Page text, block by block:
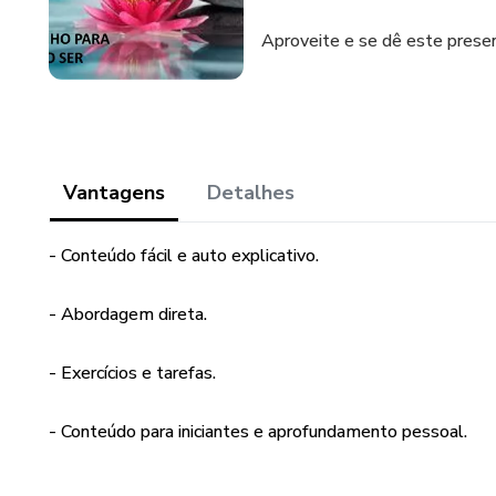
Aproveite e se dê este
Vantagens Detalhes
- Conteúdo fácil e auto explicativo.
- Abordagem direta.
- Exercícios e tarefas.
- Conteúdo para iniciantes e aprofundamento pessoal.